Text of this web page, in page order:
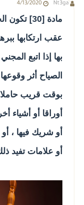
Nt3ga
4/13/2020
مادة [30]
عقب ارتكابها
بها إذا اتبع
الصياح أثر
بوقت قريب حاملا
أوراقا أو أشياء
أو شريك فيها ،
أو علامات تفيد